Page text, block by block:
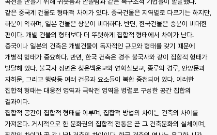
같은 중국계 건물도 형태적 차이가 있다. 중국건물은 지역별로 다르기는 하지만,
하분이 약하며, 일본 건물은 상분이 비대하다. 반면, 한국건물은 중분이 비대한
편이다. 개별 건물의 형태보다 더 뚜렷하게 집합적 형태에서 차이가 난다.
중국이나 일본의 건축은 개별건물이 독자적인 규모와 형태를 갖기 때문에
개별적 형태가 중요하다. 반면, 한국 건축은 경주 불국사와 같이 집합적 형태가
발달해 있다. 불국사 정면은 청운백운교와 연화칠보교, 종루와 경루, 안양문과
자하문, 그리고 행랑등 여러 건물과 요소들이 복합 중첩되어 있다. 이러한
집합적 형태는 대웅전 영역과 극락전 영역을 병렬로 구성한 공간 집합의
결과이다.
집합적 공간이 집합적 형태를 이루며, 집합적 방법의 차이는 건축의 차이를
가져온다. 거시적으로 한 문화권의 집합적 전통은 곧 그 건축문화의 실체이며,